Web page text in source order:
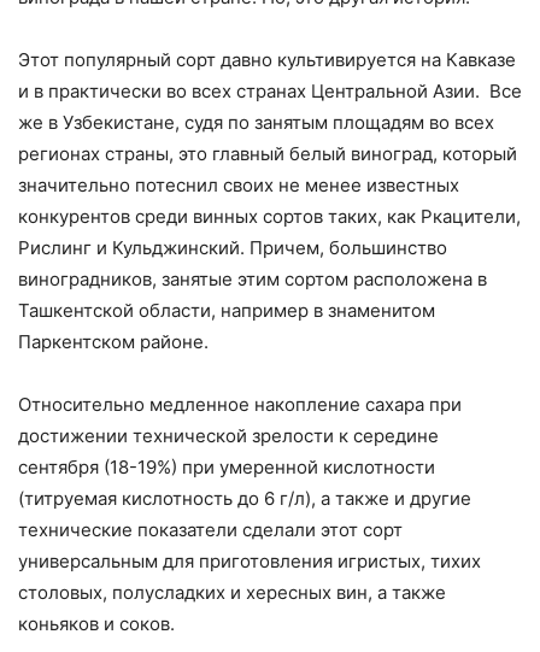
Этот популярный сорт давно культивируется на Кавказе
и в практически во всех странах Центральной Азии. Все
же в Узбекистане, судя по занятым площадям во всех
регионах страны, это главный белый виноград, который
значительно потеснил своих не менее известных
конкурентов среди винных сортов таких, как Ркацители,
Рислинг и Кульджинский. Причем, большинство
виноградников, занятые этим сортом расположена в
Ташкентской области, например в знаменитом
Паркентском районе.
Относительно медленное накопление сахара при
достижении технической зрелости к середине
сентября (18-19%) при умеренной кислотности
(титруемая кислотность до 6 г/л), а также и другие
технические показатели сделали этот сорт
универсальным для приготовления игристых, тихих
столовых, полусладких и хересных вин, а также
коньяков и соков.